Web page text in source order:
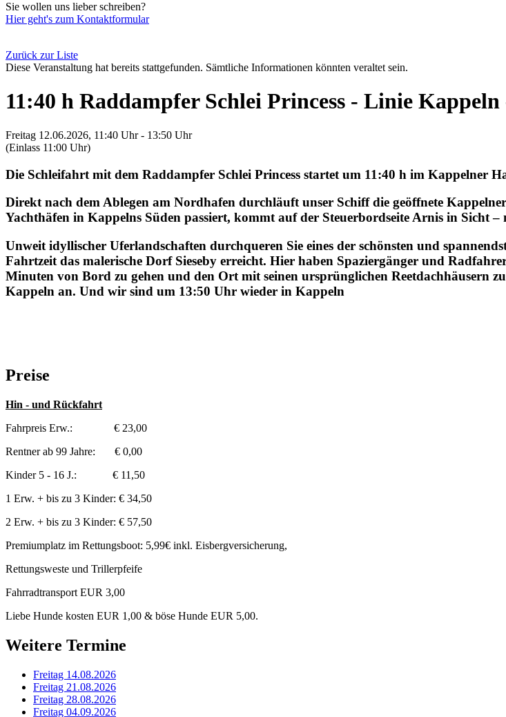
Sie wollen uns lieber schreiben?
Hier geht's zum Kontaktformular
Zurück zur Liste
Diese Veranstaltung hat bereits stattgefunden. Sämtliche Informationen könnten veraltet sein.
11:40 h Raddampfer Schlei Princess - Linie
Freitag 12.06.2026, 11:40 Uhr - 13:50 Uhr
(Einlass 11:00 Uhr)
Die Schleifahrt mit dem Raddampfer Schlei Princess startet um 11:40 h im Kappelner
Direkt nach dem Ablegen am Nordhafen durchläuft unser Schiff die geöffnete
Yachthäfen in Kappelns Süden passiert, kommt auf der Steuerbordseite Arnis in Sicht
Unweit idyllischer Uferlandschaften durchqueren Sie eines der schönsten und
Fahrtzeit das malerische Dorf Sieseby erreicht. Hier haben Spaziergänger und
Minuten von Bord zu gehen und den Ort mit seinen ursprünglichen Reetdachhäusern
Kappeln an. Und wir sind um 13:50 Uhr wieder in Kappeln
Preise
Hin - und Rückfahrt
Fahrpreis Erw.: € 23,00
Rentner ab 99 Jahre: € 0,00
Kinder 5 - 16 J.: € 11,50
1 Erw. + bis zu 3 Kinder: € 34,50
2 Erw. + bis zu 3 Kinder: € 57,50
Premiumplatz im Rettungsboot: 5,99€ inkl. Eisbergversicherung,
Rettungsweste und Trillerpfeife
Fahrradtransport EUR 3,00
Liebe Hunde kosten EUR 1,00 & böse Hunde EUR 5,00.
Weitere Termine
Freitag 14.08.2026
Freitag 21.08.2026
Freitag 28.08.2026
Freitag 04.09.2026